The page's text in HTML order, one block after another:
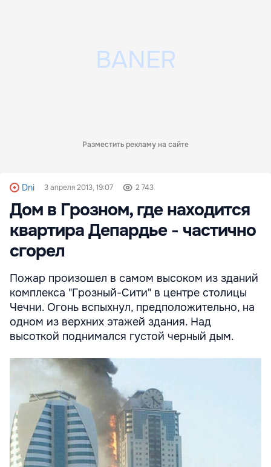
Разместить рекламу на сайте
Dni 3 апреля 2013, 19:07 2 743
Дом в Грозном, где находится
квартира Депардье - частично
сгорел
Пожар произошел в самом высоком из зданий
комплекса "Грозный-Сити" в центре столицы
Чечни. Огонь вспыхнул, предположительно, на
одном из верхних этажей здания. Над
высоткой поднимался густой черный дым.